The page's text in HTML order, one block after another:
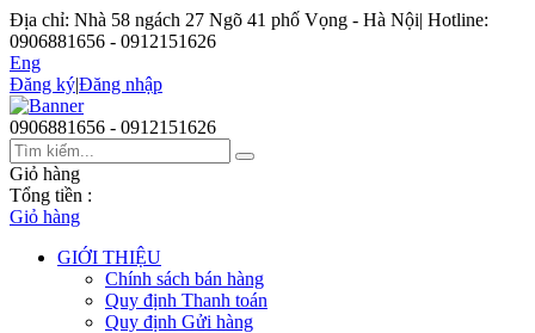
Địa chỉ: Nhà 58 ngách 27 Ngõ 41 phố Vọng - Hà Nội| Hotline:
0906881656 - 0912151626
Eng
Đăng ký|Đăng nhập
0906881656 - 0912151626
Giỏ hàng
Tổng tiền :
Giỏ hàng
GIỚI THIỆU
Chính sách bán hàng
Quy định Thanh toán
Quy định Gửi hàng